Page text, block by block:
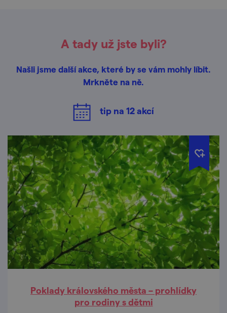
A tady už jste byli?
Našli jsme další akce, které by se vám mohly líbit.
Mrkněte na ně.
tip na 12akcí
Poklady královského města – prohlídky
pro rodiny s dětmi